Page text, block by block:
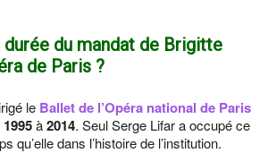
durée du mandat de Brigitte
de Paris ?
le Ballet de l’Opéra national de Paris
1995à2014. Seul Serge Lifar a occupé ce
qu’elle dans l’histoire de l’institution.